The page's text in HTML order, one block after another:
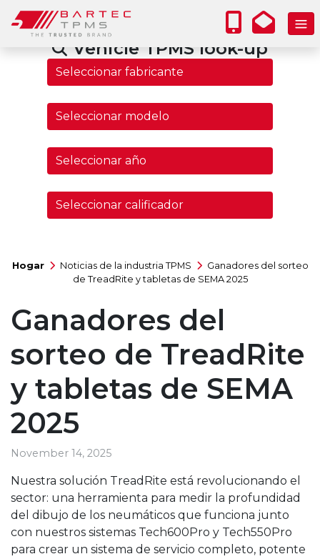
Vehicle TPMS look-up
Hogar Noticias de la industria TPMS
Ganadores del sorteo
de TreadRite y tabletas de SEMA 2025
Ganadores del
sorteo de TreadRite
y tabletas de SEMA
2025
November 14, 2025
Nuestra solución TreadRite está revolucionando el
sector: una herramienta para medir la profundidad
del dibujo de los neumáticos que funciona junto
con nuestros sistemas Tech600Pro y Tech550Pro
para crear un sistema de servicio completo, potente